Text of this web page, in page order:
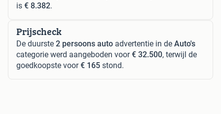
is € 8.382.
Prijscheck
De duurste 2 persoons auto advertentie in de Auto's
categorie werd aangeboden voor€ 32.500, terwijl de
goedkoopste voor€ 165 stond.